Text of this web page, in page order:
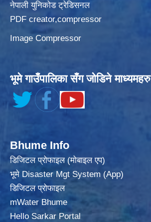
नेपाली युनिकोड ट्रेडिसनल
PDF creator,compressor
Image Compressor
भूमे गाउँपालिका सँग जोडिने माध्यमहरु
Bhume Info
डिजिटल प्रोफाइल (मोबाइल एप)
भूमे Disaster Mgt System (App)
डिजिटल प्रोफाइल
mWater Bhume
Hello Sarkar Portal